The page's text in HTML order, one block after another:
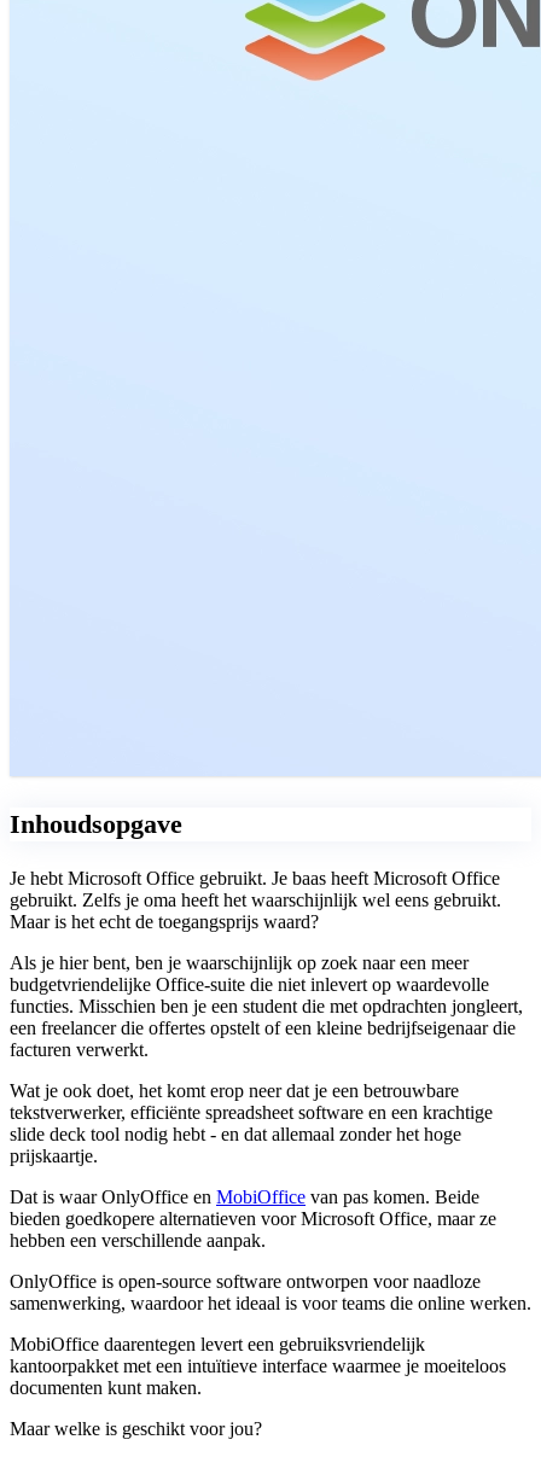
Inhoudsopgave
Je hebt Microsoft Office gebruikt. Je baas heeft Microsoft Office
gebruikt. Zelfs je oma heeft het waarschijnlijk wel eens gebruikt.
Maar is het echt de toegangsprijs waard?
Als je hier bent, ben je waarschijnlijk op zoek naar een meer
budgetvriendelijke Office-suite die niet inlevert op waardevolle
functies. Misschien ben je een student die met opdrachten jongleert,
een freelancer die offertes opstelt of een kleine bedrijfseigenaar die
facturen verwerkt.
Wat je ook doet, het komt erop neer dat je een betrouwbare
tekstverwerker, efficiënte spreadsheet software en een krachtige
slide deck tool nodig hebt - en dat allemaal zonder het hoge
prijskaartje.
Dat is waar OnlyOffice en MobiOffice van pas komen. Beide
bieden goedkopere alternatieven voor Microsoft Office, maar ze
hebben een verschillende aanpak.
OnlyOffice is open-source software ontworpen voor naadloze
samenwerking, waardoor het ideaal is voor teams die online werken.
MobiOffice daarentegen levert een gebruiksvriendelijk
kantoorpakket met een intuïtieve interface waarmee je moeiteloos
documenten kunt maken.
Maar welke is geschikt voor jou?